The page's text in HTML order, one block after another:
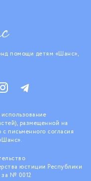
помощи детям «Шанс»,
размещенной на
письменного согласия
юстиции Республики
за № 0012